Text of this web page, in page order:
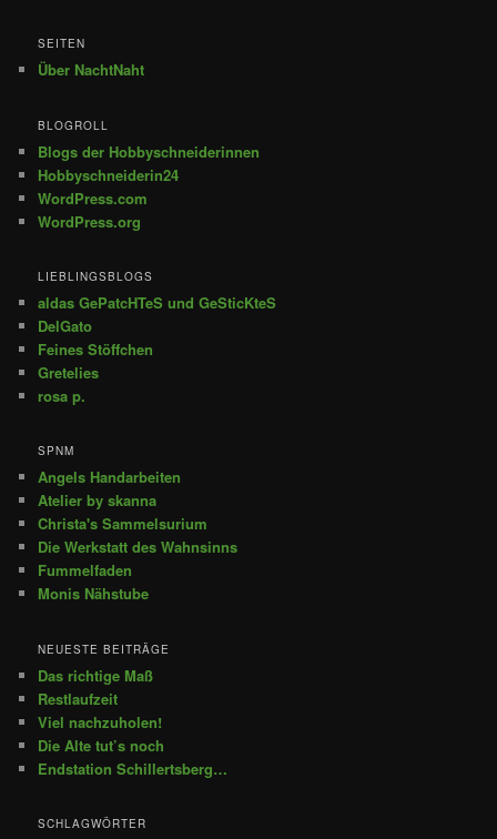
SEITEN
Über NachtNaht
BLOGROLL
Blogs der Hobbyschneiderinnen
Hobbyschneiderin24
WordPress.com
WordPress.org
LIEBLINGSBLOGS
aldas GePatcHTeS und GeSticKteS
DelGato
Feines Stöffchen
Gretelies
rosa p.
SPNM
Angels Handarbeiten
Atelier by skanna
Christa's Sammelsurium
Die Werkstatt des Wahnsinns
Fummelfaden
Monis Nähstube
NEUESTE BEITRÄGE
Das richtige Maß
Restlaufzeit
Viel nachzuholen!
Die Alte tut’s noch
Endstation Schillertsberg…
SCHLAGWÖRTER